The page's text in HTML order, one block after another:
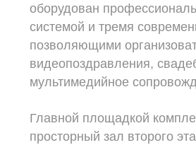
оборудован
системой и тремя
позволяющими
видеопоздравления,
мультимедийное
Главной площадкой
просторный зал второго